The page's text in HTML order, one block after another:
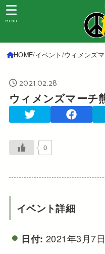
MENU
HOME イベント ウィメンズ
2021.02.28
ウィメンズマーチ
0
イベント詳細
日付: 2021年3月7